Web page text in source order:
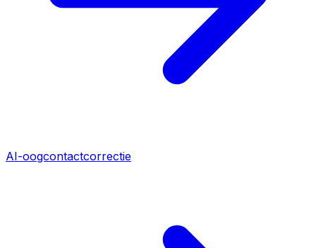
AI-oogcontactcorrectie